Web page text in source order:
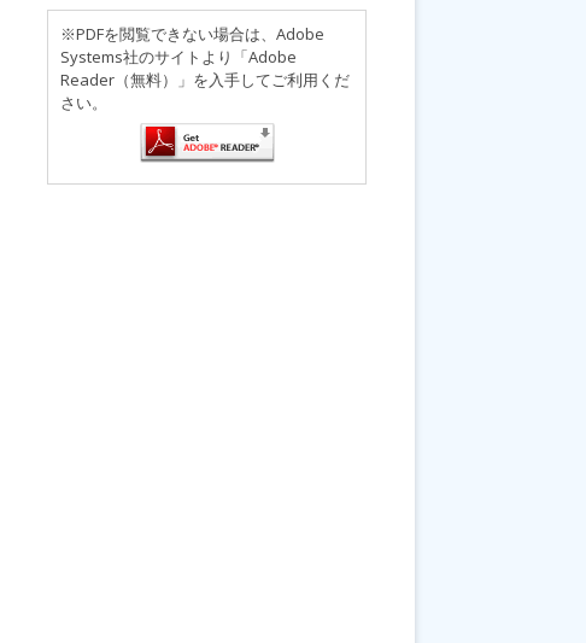
※PDFを閲覧できない場合は、Adobe
Systems社のサイトより「Adobe
Reader（無料）」を入手してご利用くだ
さい。